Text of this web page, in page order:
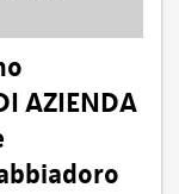
AZIENDA